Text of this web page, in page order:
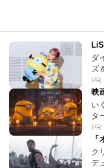
ダ
ズ
PR
映
い
タ
PR
ク
デ